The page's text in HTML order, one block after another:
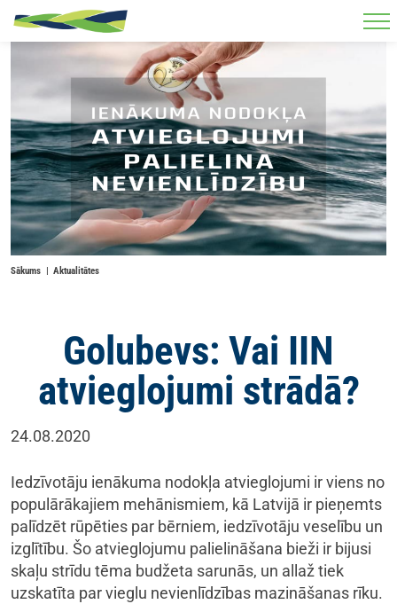
Skip to main content
Sākums Aktualitātes
Golubevs: Vai IIN
atvieglojumi strādā?
24.08.2020
Iedzīvotāju ienākuma nodokļa atvieglojumi ir viens no
populārākajiem mehānismiem, kā Latvijā ir pieņemts
palīdzēt rūpēties par bērniem, iedzīvotāju veselību un
izglītību. Šo atvieglojumu palielināšana bieži ir bijusi
skaļu strīdu tēma budžeta sarunās, un allaž tiek
uzskatīta par vieglu nevienlīdzības mazināšanas rīku.